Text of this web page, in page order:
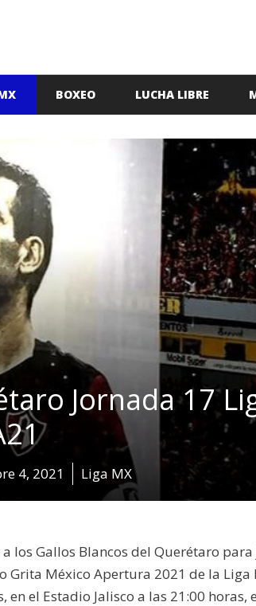
BOXEO LUCHA LIBRE
Jornada 17
4, 2021 Liga MX
los Gallos Blancos del Querétaro
México Apertura 2021 de la Liga
el Estadio Jalisco a las 21:00 horas,